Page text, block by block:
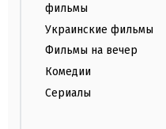
фильмы
Украинские фильмы
Фильмы на вечер
Комедии
Сериалы